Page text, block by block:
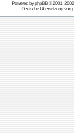
Powered byphpBB© 2001,
Deutsche Übersetzung von